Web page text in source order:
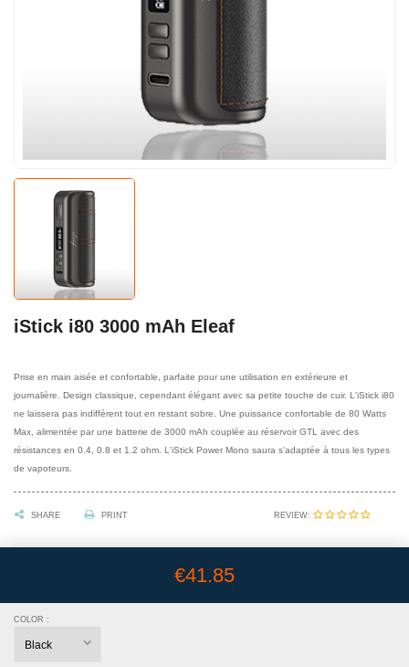
iStick i80 3000 mAh Eleaf
Prise en main aisée et confortable, parfaite pour une utilisation en extérieure et
journalière. Design classique, cependant élégant avec sa petite touche de cuir. L'iStick i80
ne laissera pas indifférent tout en restant sobre. Une puissance confortable de 80 Watts
Max, alimentée par une batterie de 3000 mAh couplée au réservoir GTL avec des
résistances en 0.4, 0.8 et 1.2 ohm. L'iStick Power Mono saura s'adaptée à tous les types
de vapoteurs.
SHARE PRINT REVIEW:
€41.85
COLOR :